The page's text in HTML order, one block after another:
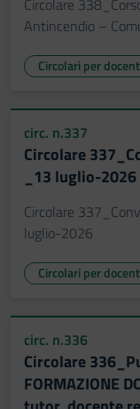
Circolare
Antincendio –
Circolari per
circ. n.337
Circolare
_13 luglio-2026
Circolare
luglio-2026
Circolari per
circ. n.336
Circolare
FORMAZIONE